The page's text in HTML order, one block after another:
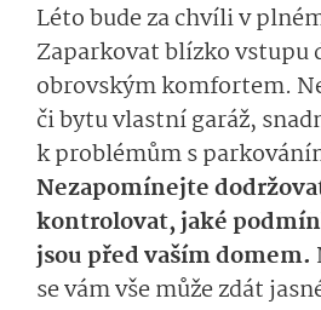
Léto bude za chvíli v
Zaparkovat blízko vstupu
obrovským komfortem.
či bytu vlastní garáž,
k problémům s
Nezapomínejte
kontrolovat, jaké
jsou před vaším domem.
se vám vše může zdát